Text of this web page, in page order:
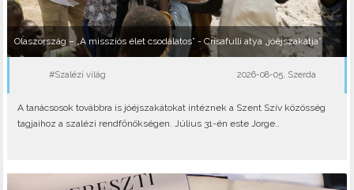
Olaszország – „A missziós élet csodálatos” - Crisafulli atya „jóéjszakátja”
#Szalézi világ 2026-08-05, Szerda
A tanácsosok továbbra is jóéjszakátokat intéznek a Szent Szív közösség
tagjaihoz a szalézi rendfőnökségen. Július 31-én este Jorge..